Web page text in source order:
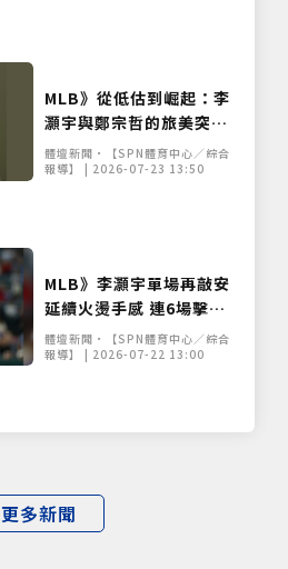
更多新聞
MLB》從低估到崛起：李
灝宇與鄭宗哲的旅美突破
之路
體壇新聞•【SPN體育中心／綜合
報導】 | 2026-07-23 13:50
MLB》李灝宇單場再敲安
延續火燙手感 連6場擊出
安打
體壇新聞•【SPN體育中心／綜合
報導】 | 2026-07-22 13:00